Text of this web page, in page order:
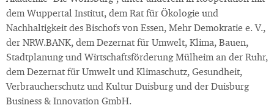
dem Wuppertal Institut, dem Rat für Ökologie und
Nachhaltigkeit des Bischofs von Essen, Mehr Demokratie e. V.,
der NRW.BANK, dem Dezernat für Umwelt, Klima, Bauen,
Stadtplanung und Wirtschaftsförderung Mülheim an der Ruhr,
dem Dezernat für Umwelt und Klimaschutz, Gesundheit,
Verbraucherschutz und Kultur Duisburg und der Duisburg
Business & Innovation GmbH.